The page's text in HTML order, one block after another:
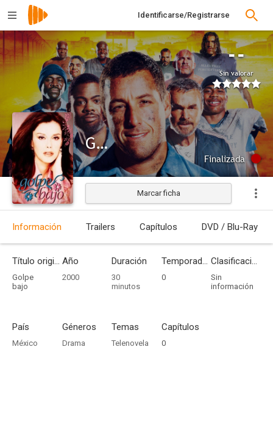
Identificarse/Registrarse
--
Sin valorar
Golpe bajo
Finalizada
Marcar ficha
Información Trailers Capítulos DVD / Blu-Ray
Título original
Golpe
bajo
Año
2000
Duración
30
minutos
Temporadas
0
Clasificación por edades
Sin
información
País
México
Géneros
Drama
Temas
Telenovela
Capítulos
0